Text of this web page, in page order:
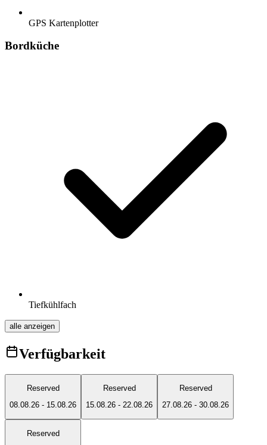
GPS Kartenplotter
Bordküche
Tiefkühlfach
alle anzeigen
Verfügbarkeit
Reserved
08.08.26 - 15.08.26
Reserved
15.08.26 - 22.08.26
Reserved
27.08.26 - 30.08.26
Reserved